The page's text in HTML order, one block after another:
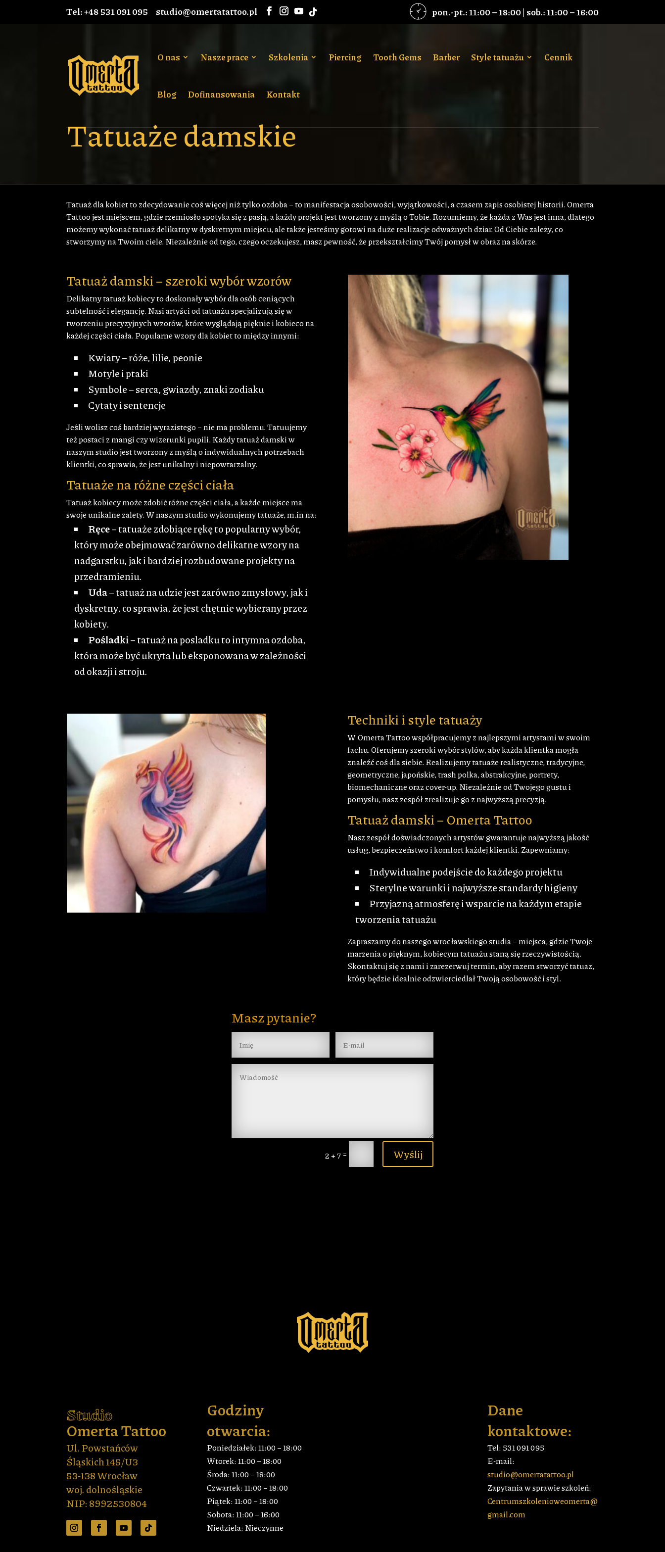
Tel: +48 531 091 095 studio@omertatattoo.pl pon.-pt.: 11:00 – 18:00 | sob.: 11:00 – 16:00
O nas Nasze prace Szkolenia Piercing Tooth Gems Barber Style tatuażu Cennik
Blog Dofinansowania Kontakt
Tatuaże damskie
Tatuaż dla kobiet to zdecydowanie coś więcej niż tylko ozdoba – to manifestacja osobowości, wyjątkowości, a czasem zapis osobistej historii. Omerta
Tattoo jest miejscem, gdzie rzemiosło spotyka się z pasją, a każdy projekt jest tworzony z myślą o Tobie. Rozumiemy, że każda z Was jest inna, dlatego
możemy wykonać tatuaż delikatny w dyskretnym miejscu, ale także jesteśmy gotowi na duże realizacje odważnych dziar. Od Ciebie zależy, co
stworzymy na Twoim ciele. Niezależnie od tego, czego oczekujesz, masz pewność, że przekształcimy Twój pomysł w obraz na skórze.
Tatuaż damski – szeroki wybór wzorów
Delikatny tatuaż kobiecy to doskonały wybór dla osób ceniących
subtelność i elegancję. Nasi artyści od tatuażu specjalizują się w
tworzeniu precyzyjnych wzorów, które wyglądają pięknie i kobieco na
każdej części ciała. Popularne wzory dla kobiet to między innymi:
Kwiaty – róże, lilie, peonie
Motyle i ptaki
Symbole – serca, gwiazdy, znaki zodiaku
Cytaty i sentencje
Jeśli wolisz coś bardziej wyrazistego – nie ma problemu. Tatuujemy
też postaci z mangi czy wizerunki pupili. Każdy tatuaż damski w
naszym studio jest tworzony z myślą o indywidualnych potrzebach
klientki, co sprawia, że jest unikalny i niepowtarzalny.
Tatuaże na różne części ciała
Tatuaż kobiecy może zdobić różne części ciała, a każde miejsce ma
swoje unikalne zalety. W naszym studio wykonujemy tatuaże, m.in na:
Ręce– tatuaże zdobiące rękę to popularny wybór,
który może obejmować zarówno delikatne wzory na
nadgarstku, jak i bardziej rozbudowane projekty na
przedramieniu.
Uda– tatuaż na udzie jest zarówno zmysłowy, jak i
dyskretny, co sprawia, że jest chętnie wybierany przez
kobiety.
Pośladki– tatuaż na posladku to intymna ozdoba,
która może być ukryta lub eksponowana w zależności
od okazji i stroju.
Techniki i style tatuaży
W Omerta Tattoo współpracujemy z najlepszymi artystami w swoim
fachu. Oferujemy szeroki wybór stylów, aby każda klientka mogła
znaleźć coś dla siebie. Realizujemy tatuaże realistyczne, tradycyjne,
geometryczne, japońskie, trash polka, abstrakcyjne, portrety,
biomechaniczne oraz cover-up. Niezależnie od Twojego gustu i
pomysłu, nasz zespół zrealizuje go z najwyższą precyzją.
Tatuaż damski – Omerta Tattoo
Nasz zespół doświadczonych artystów gwarantuje najwyższą jakość
usług, bezpieczeństwo i komfort każdej klientki. Zapewniamy:
Indywidualne podejście do każdego projektu
Sterylne warunki i najwyższe standardy higieny
Przyjazną atmosferę i wsparcie na każdym etapie
tworzenia tatuażu
Zapraszamy do naszego wrocławskiego studia – miejsca, gdzie Twoje
marzenia o pięknym, kobiecym tatuażu staną się rzeczywistością.
Skontaktuj się z nami i zarezerwuj termin, aby razem stworzyć tatuaz,
który będzie idealnie odzwierciedlał Twoją osobowość i styl.
Masz pytanie?
2 + 7 = Wyślij
Studio
Omerta Tattoo
Ul. Powstańców
Śląskich 145/U3
53-138 Wrocław
woj. dolnośląskie
NIP: 8992530804
Godziny
otwarcia:
Poniedziałek: 11:00 – 18:00
Wtorek: 11:00 – 18:00
Środa: 11:00 – 18:00
Czwartek: 11:00 – 18:00
Piątek: 11:00 – 18:00
Sobota: 11:00 – 16:00
Niedziela: Nieczynne
Dane
kontaktowe:
Tel: 531 091 095
E-mail:
studio@omertatattoo.pl
Zapytania w sprawie szkoleń:
Centrumszkolenioweomerta@
gmail.com